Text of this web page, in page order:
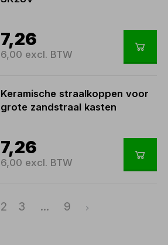
7,26
6,00 excl. BTW
Keramische straalkoppen voor
grote zandstraal kasten
7,26
6,00 excl. BTW
2 3 ... 9